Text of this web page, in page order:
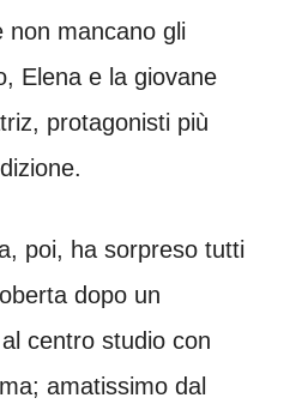
mancano gli
Elena e la giovane
protagonisti più
poi, ha sorpreso tutti
dopo un
centro studio con
amatissimo dal